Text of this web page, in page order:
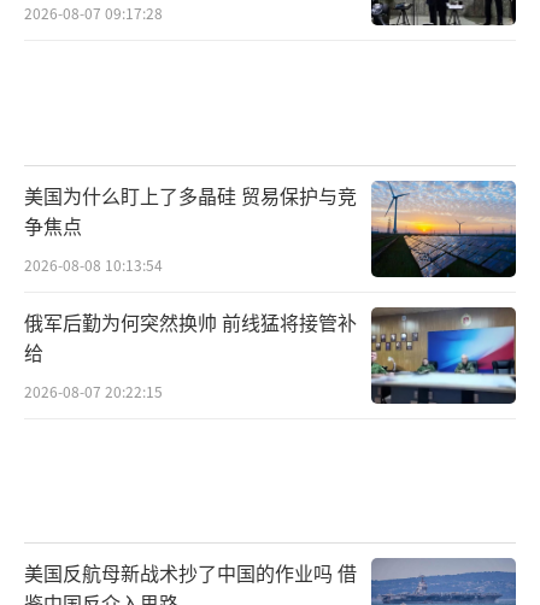
2026-08-07 09:17:28
美国为什么盯上了多晶硅 贸易保护与竞
争焦点
2026-08-08 10:13:54
俄军后勤为何突然换帅 前线猛将接管补
给
2026-08-07 20:22:15
美国反航母新战术抄了中国的作业吗 借